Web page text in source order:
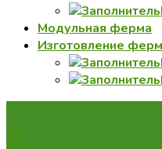
Модульная ферма
Изготовление
Vk